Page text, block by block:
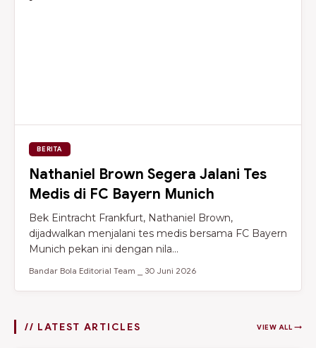
BERITA
Nathaniel Brown Segera Jalani Tes
Medis di FC Bayern Munich
Bek Eintracht Frankfurt, Nathaniel Brown,
dijadwalkan menjalani tes medis bersama FC Bayern
Munich pekan ini dengan nila...
Bandar Bola Editorial Team ⎯ 30 Juni 2026
// LATEST ARTICLES VIEW ALL →